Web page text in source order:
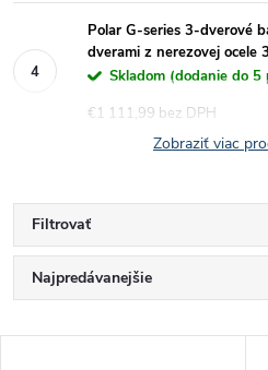
Polar G-series 3-dverové
dverami z nerezovej ocele
Skladom (dodanie do
€1 111,99 bez DPH
Zobraziť viac
Filtrovať
R
a
Najpredávanejšie